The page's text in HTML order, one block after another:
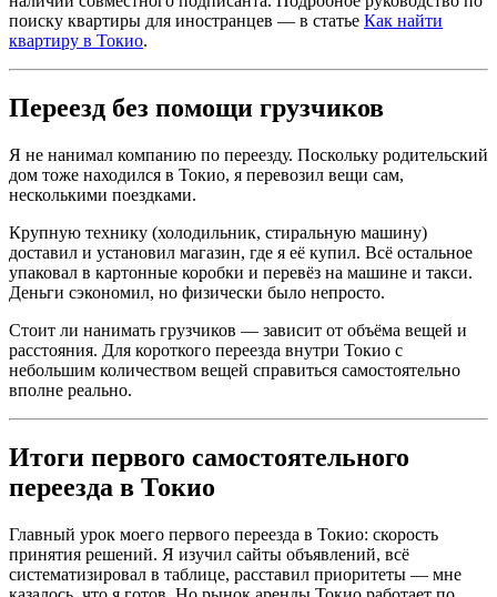
поиску квартиры для иностранцев — в статье Как найти
квартиру в Токио.
Переезд без помощи грузчиков
Я не нанимал компанию по переезду. Поскольку родительский
дом тоже находился в Токио, я перевозил вещи сам,
несколькими поездками.
Крупную технику (холодильник, стиральную машину)
доставил и установил магазин, где я её купил. Всё остальное
упаковал в картонные коробки и перевёз на машине и такси.
Деньги сэкономил, но физически было непросто.
Стоит ли нанимать грузчиков — зависит от объёма вещей и
расстояния. Для короткого переезда внутри Токио с
небольшим количеством вещей справиться самостоятельно
вполне реально.
Итоги первого самостоятельного
переезда в Токио
Главный урок моего первого переезда в Токио: скорость
принятия решений. Я изучил сайты объявлений, всё
систематизировал в таблице, расставил приоритеты — мне